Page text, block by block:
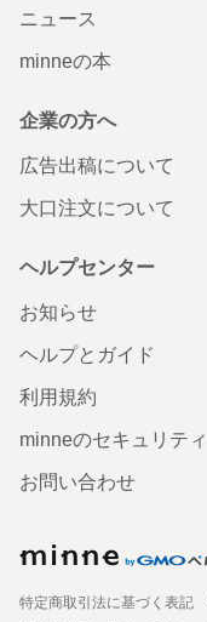
ニュース
minneの本
企業の方へ
広告出稿について
大口注文について
ヘルプセンター
お知らせ
ヘルプとガイド
利用規約
minneのセキュリティ
お問い合わせ
特定商取引法に基づく表記